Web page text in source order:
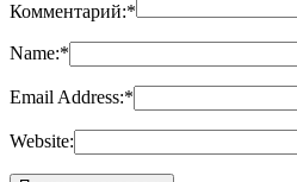
Комментарий:*
Name:*
Email Address:*
Website: